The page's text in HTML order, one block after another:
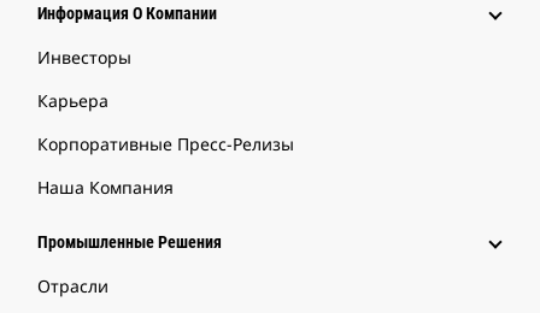
Информация О Компании
Инвесторы
Карьера
Корпоративные Пресс-Релизы
Наша Компания
Промышленные Решения
Отрасли